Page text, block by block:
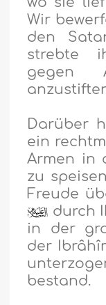
Wir
den
strebte
gegen
Darüber
ein
Armen in
zu
Freude
durch
in der
der
bestand.